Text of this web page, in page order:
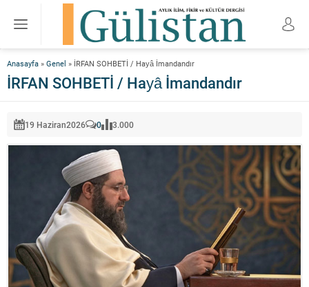
Anasayfa » Genel » İRFAN SOHBETİ / Hayâ İmandandır
İRFAN SOHBETİ / Hayâ İmandandır
19 Haziran2026 0 3.000